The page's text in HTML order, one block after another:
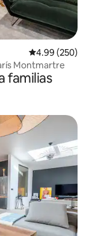
Calificación
4.99 (250)
Montmartre
familias